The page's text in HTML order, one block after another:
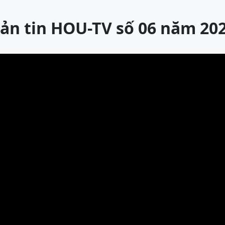
tin HOU-TV số 06 năm